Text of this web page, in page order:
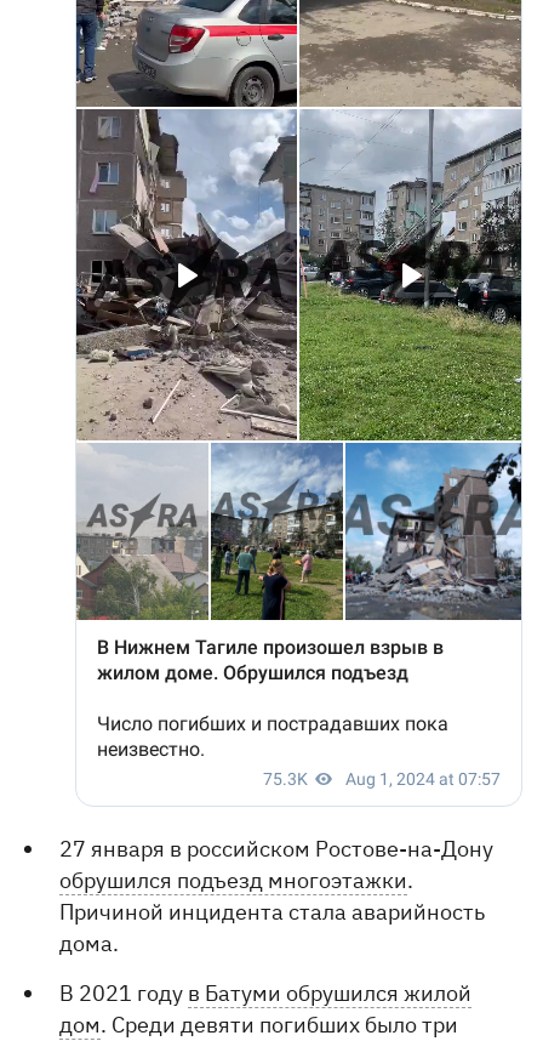
27 января в российском Ростове-на-Дону
обрушился подъезд многоэтажки.
Причиной инцидента стала аварийность
дома.
В 2021 году в Батуми обрушился жилой
дом. Среди девяти погибших было три